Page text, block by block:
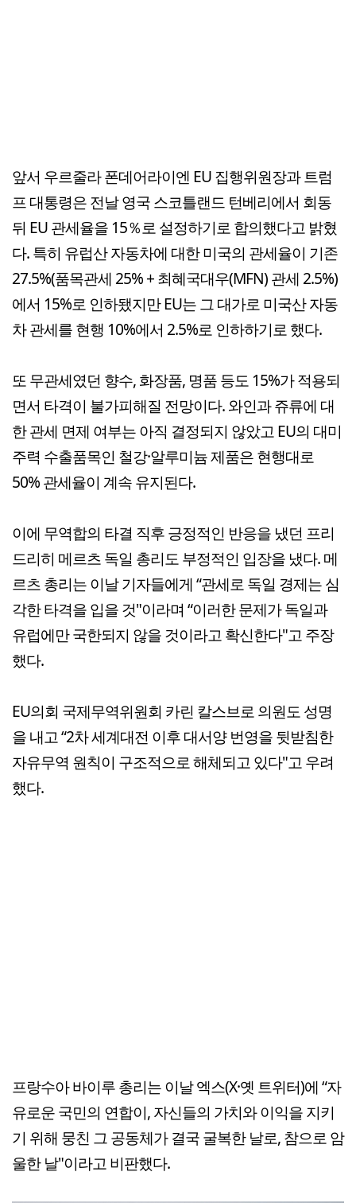
앞서 우르줄라 폰데어라이엔 EU 집행위원장과 트럼
프 대통령은 전날 영국 스코틀랜드 턴베리에서 회동
뒤 EU 관세율을 15％로 설정하기로 합의했다고 밝혔
다. 특히 유럽산 자동차에 대한 미국의 관세율이 기존
27.5%(품목관세 25% + 최혜국대우(MFN) 관세 2.5%)
에서 15%로 인하됐지만 EU는 그 대가로 미국산 자동
차 관세를 현행 10%에서 2.5%로 인하하기로 했다.
또 무관세였던 향수, 화장품, 명품 등도 15%가 적용되
면서 타격이 불가피해질 전망이다. 와인과 쥬류에 대
한 관세 면제 여부는 아직 결정되지 않았고 EU의 대미
주력 수출품목인 철강·알루미늄 제품은 현행대로
50% 관세율이 계속 유지된다.
이에 무역합의 타결 직후 긍정적인 반응을 냈던 프리
드리히 메르츠 독일 총리도 부정적인 입장을 냈다. 메
르츠 총리는 이날 기자들에게 “관세로 독일 경제는 심
각한 타격을 입을 것"이라며 “이러한 문제가 독일과
유럽에만 국한되지 않을 것이라고 확신한다"고 주장
했다.
EU의회 국제무역위원회 카린 칼스브로 의원도 성명
을 내고 “2차 세계대전 이후 대서양 번영을 뒷받침한
자유무역 원칙이 구조적으로 해체되고 있다"고 우려
했다.
프랑수아 바이루 총리는 이날 엑스(X·옛 트위터)에 “자
유로운 국민의 연합이, 자신들의 가치와 이익을 지키
기 위해 뭉친 그 공동체가 결국 굴복한 날로, 참으로 암
울한 날"이라고 비판했다.